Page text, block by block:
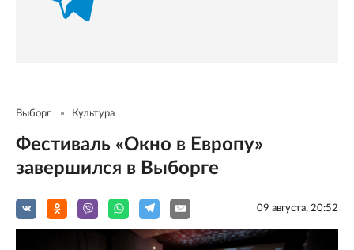
Выборг Культура
Фестиваль «Окно в Европу»
завершился в Выборге
09 августа, 20:52